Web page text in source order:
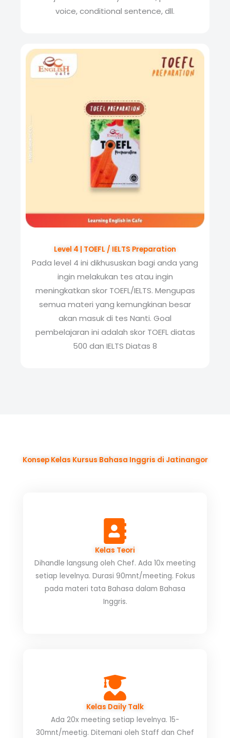
voice, conditional sentence, dll.
Level 4 | TOEFL / IELTS Preparation
Pada level 4 ini dikhususkan bagi anda yang
ingin melakukan tes atau ingin
meningkatkan skor TOEFL/IELTS. Mengupas
semua materi yang kemungkinan besar
akan masuk di tes Nanti. Goal
pembelajaran ini adalah skor TOEFL diatas
500 dan IELTS Diatas 8
Konsep Kelas Kursus Bahasa Inggris di Jatinangor
Kelas Teori
Dihandle langsung oleh Chef. Ada 10x meeting
setiap levelnya. Durasi 90mnt/meeting. Fokus
pada materi tata Bahasa dalam Bahasa
Inggris.
Kelas Daily Talk
Ada 20x meeting setiap levelnya. 15-
30mnt/meetig. Ditemani oleh Staff dan Chef